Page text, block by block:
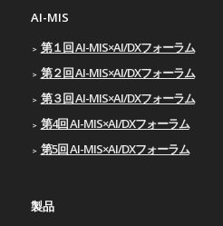
AI-MIS
第１回 AI-MIS×AI/DXフォーラム
第２回 AI-MIS×AI/DXフォーラム
第３回 AI-MIS×AI/DXフォーラム
第4回 AI-MIS×AI/DXフォーラム
第5回 AI-MIS×AI/DXフォーラム
製品